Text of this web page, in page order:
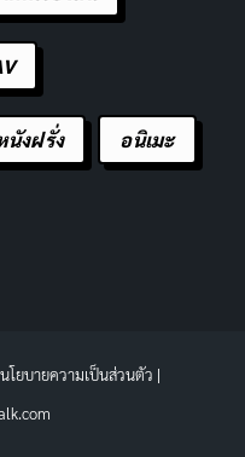
นังฝรั่ง อนิเมะ
นโยบายความเป็นส่วนตัว |